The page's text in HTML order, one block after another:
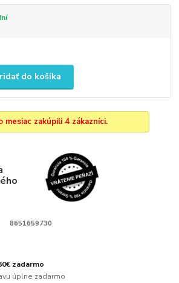
do košíka
mesiac zakúpili 4 zákazníci.
8651659730
zadarmo
úplne zadarmo